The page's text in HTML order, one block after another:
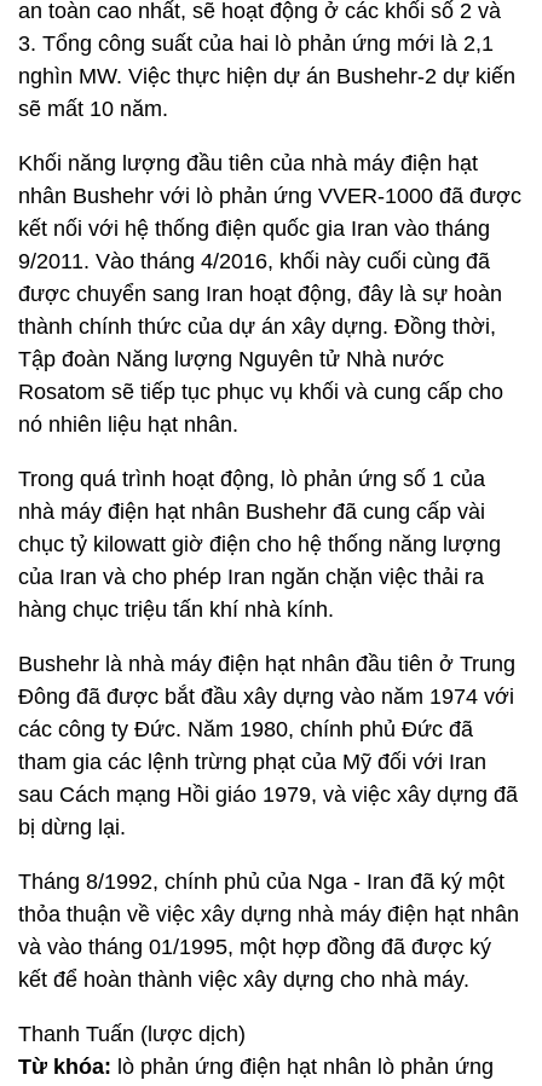
an toàn cao nhất, sẽ hoạt động ở các khối số 2 và
3. Tổng công suất của hai lò phản ứng mới là 2,1
nghìn MW. Việc thực hiện dự án Bushehr-2 dự kiến
sẽ mất 10 năm.
Khối năng lượng đầu tiên của nhà máy điện hạt
nhân Bushehr với lò phản ứng VVER-1000 đã được
kết nối với hệ thống điện quốc gia Iran vào tháng
9/2011. Vào tháng 4/2016, khối này cuối cùng đã
được chuyển sang Iran hoạt động, đây là sự hoàn
thành chính thức của dự án xây dựng. Đồng thời,
Tập đoàn Năng lượng Nguyên tử Nhà nước
Rosatom sẽ tiếp tục phục vụ khối và cung cấp cho
nó nhiên liệu hạt nhân.
Trong quá trình hoạt động, lò phản ứng số 1 của
nhà máy điện hạt nhân Bushehr đã cung cấp vài
chục tỷ kilowatt giờ điện cho hệ thống năng lượng
của Iran và cho phép Iran ngăn chặn việc thải ra
hàng chục triệu tấn khí nhà kính.
Bushehr là nhà máy điện hạt nhân đầu tiên ở Trung
Đông đã được bắt đầu xây dựng vào năm 1974 với
các công ty Đức. Năm 1980, chính phủ Đức đã
tham gia các lệnh trừng phạt của Mỹ đối với Iran
sau Cách mạng Hồi giáo 1979, và việc xây dựng đã
bị dừng lại.
Tháng 8/1992, chính phủ của Nga - Iran đã ký một
thỏa thuận về việc xây dựng nhà máy điện hạt nhân
và vào tháng 01/1995, một hợp đồng đã được ký
kết để hoàn thành việc xây dựng cho nhà máy.
Thanh Tuấn (lược dịch)
Từ khóa: lò phản ứng điện hạt nhân lò phản ứng